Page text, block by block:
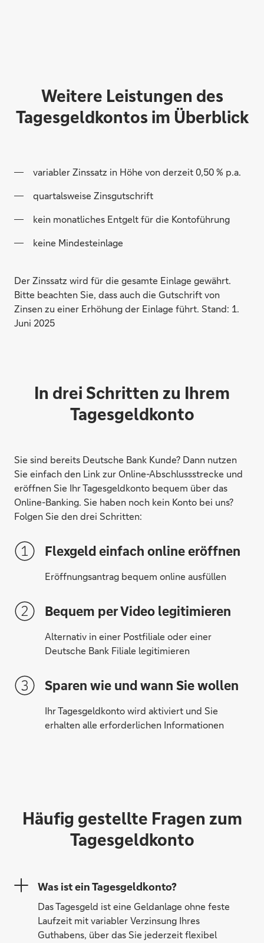
Weitere Leistungen des
Tagesgeldkontos im Überblick
variabler Zinssatz in Höhe von derzeit 0,50 % p.a.
quartalsweise Zinsgutschrift
kein monatliches Entgelt für die Kontoführung
keine Mindesteinlage
Der Zinssatz wird für die gesamte Einlage gewährt.
Bitte beachten Sie, dass auch die Gutschrift von
Zinsen zu einer Erhöhung der Einlage führt. Stand: 1.
Juni 2025
In drei Schritten zu Ihrem
Tagesgeldkonto
Sie sind bereits Deutsche Bank Kunde? Dann nutzen
Sie einfach den Link zur Online-Abschlussstrecke und
eröffnen Sie Ihr Tagesgeldkonto bequem über das
Online-Banking. Sie haben noch kein Konto bei uns?
Folgen Sie den drei Schritten:
Flexgeld einfach online eröffnen
Eröffnungsantrag bequem online ausfüllen
Bequem per Video legitimieren
Alternativ in einer Postfiliale oder einer
Deutsche Bank Filiale legitimieren
Sparen wie und wann Sie wollen
Ihr Tagesgeldkonto wird aktiviert und Sie
erhalten alle erforderlichen Informationen
Häufig gestellte Fragen zum
Tagesgeldkonto
Was ist ein Tagesgeldkonto?
Das Tagesgeld ist eine Geldanlage ohne feste
Laufzeit mit variabler Verzinsung Ihres
Guthabens, über das Sie jederzeit flexibel